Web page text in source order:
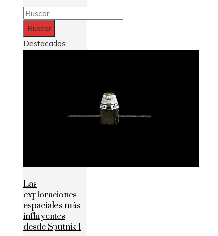
Buscar:
Destacados
Las
exploraciones
espaciales más
influyentes
desde Sputnik 1